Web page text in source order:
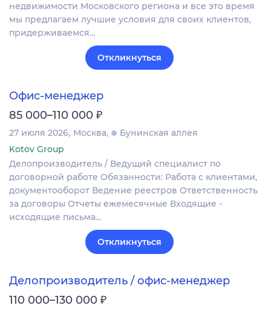
недвижимости Московского региона и все это время
мы предлагаем лучшие условия для своих клиентов,
придерживаемся…
Откликнуться
Офис-менеджер
85 000–110 000 ₽
27 июля 2026 Москва
Бунинская аллея
Kotov Group
Делопроизводитель / Ведущий специалист по
договорной работе Обязанности: Работа с клиентами,
документооборот Ведение реестров Ответственность
за договоры Отчеты ежемесячные Входящие -
исходящие письма…
Откликнуться
Делопроизводитель / офис-менеджер
110 000–130 000 ₽